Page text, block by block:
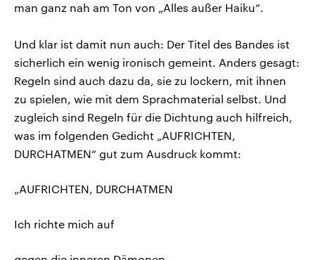
man ganz nah am Ton von „Alles außer Haiku“.
Und klar ist damit nun auch: Der Titel des Bandes ist
sicherlich ein wenig ironisch gemeint. Anders gesagt:
Regeln sind auch dazu da, sie zu lockern, mit ihnen
zu spielen, wie mit dem Sprachmaterial selbst. Und
zugleich sind Regeln für die Dichtung auch hilfreich,
was im folgenden Gedicht „AUFRICHTEN,
DURCHATMEN“ gut zum Ausdruck kommt:
„AUFRICHTEN, DURCHATMEN
Ich richte mich auf